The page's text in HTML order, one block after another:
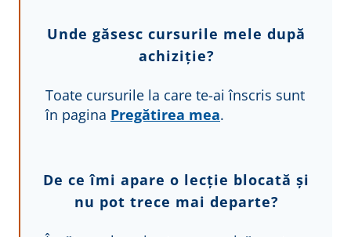
Unde găsesc cursurile mele după
achiziție?
Toate cursurile la care te-ai înscris sunt
în pagina Pregătirea mea.
De ce îmi apare o lecție blocată și
nu pot trece mai departe?